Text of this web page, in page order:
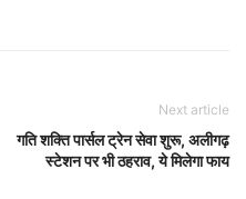
Next article
गति शक्ति पार्सल ट्रेन सेवा शुरू, अलीगढ़
स्टेशन पर भी ठहराव, ये मिलेगा फाय